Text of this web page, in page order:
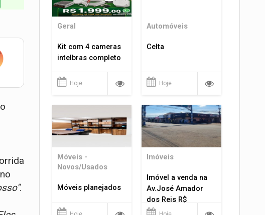
.
Geral
Kit com 4 cameras
intelbras completo
Hoje
Automóveis
Celta
Hoje
Móveis -
Novos/Usados
Móveis planejados
Imóveis
Imóvel a venda na
Av.José Amador
dos Reis R$
1.400.000